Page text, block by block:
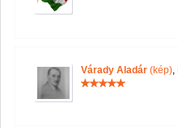
Várady Aladár (kép),